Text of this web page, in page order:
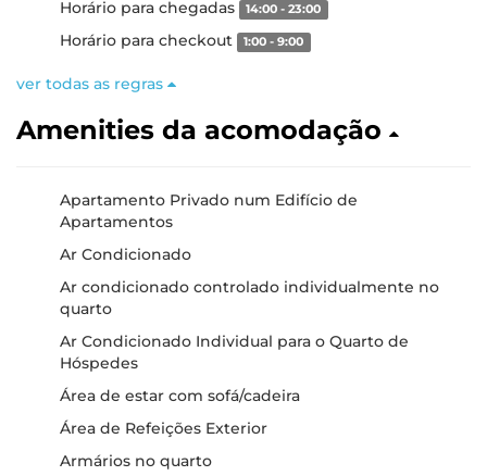
Horário para chegadas 14:00 - 23:00
Horário para checkout 1:00 - 9:00
ver todas as regras
Amenities da acomodação
Apartamento Privado num Edifício de
Apartamentos
Ar Condicionado
Ar condicionado controlado individualmente no
quarto
Ar Condicionado Individual para o Quarto de
Hóspedes
Área de estar com sofá/cadeira
Área de Refeições Exterior
Armários no quarto